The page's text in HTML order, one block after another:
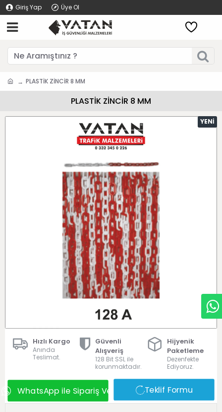
Giriş Yap Üye Ol
PLASTİK ZİNCİR 8 MM
PLASTİK ZİNCİR 8 MM
YENI
Hızlı Kargo
Anında
Teslimat.
Güvenli
Alışveriş
128 Bit SSL ile
korunmaktadır.
Hijyenik
Paketleme
Dezenfekte
Ediyoruz.
WhatsApp ile Sipariş Ver Teklif Formu